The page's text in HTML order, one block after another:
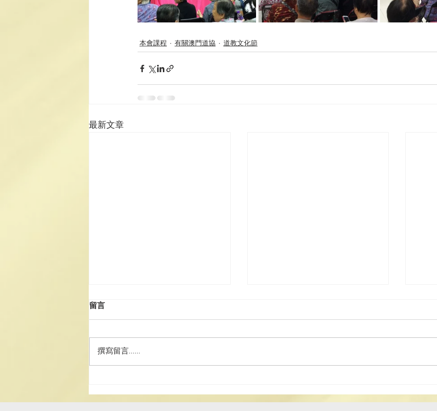
本會課程 有關澳門道協 道教文化節
最新文章
務交流 厚植文化家國情懷
現正招生
會
結
留言
撰寫留言......